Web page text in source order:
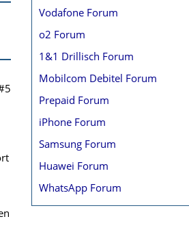
Vodafone Forum
o2 Forum
1&1 Drillisch Forum
Mobilcom Debitel Forum
Prepaid Forum
iPhone Forum
Samsung Forum
Huawei Forum
WhatsApp Forum